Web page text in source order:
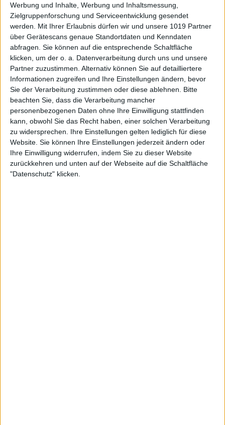
Werbung und Inhalte, Werbung und Inhaltsmessung,
Zielgruppenforschung und Serviceentwicklung gesendet
werden.
Mit Ihrer Erlaubnis dürfen wir und unsere 1019 Partner
über Gerätescans genaue Standortdaten und Kenndaten
abfragen. Sie können auf die entsprechende Schaltfläche
klicken, um der o. a. Datenverarbeitung durch uns und unsere
Partner zuzustimmen. Alternativ können Sie auf detailliertere
Informationen zugreifen und Ihre Einstellungen ändern, bevor
Sie der Verarbeitung zustimmen oder diese ablehnen.
Bitte
beachten Sie, dass die Verarbeitung mancher
personenbezogenen Daten ohne Ihre Einwilligung stattfinden
kann, obwohl Sie das Recht haben, einer solchen Verarbeitung
zu widersprechen. Ihre Einstellungen gelten lediglich für diese
Website. Sie können Ihre Einstellungen jederzeit ändern oder
Ihre Einwilligung widerrufen, indem Sie zu dieser Website
zurückkehren und unten auf der Webseite auf die Schaltfläche
"Datenschutz" klicken.